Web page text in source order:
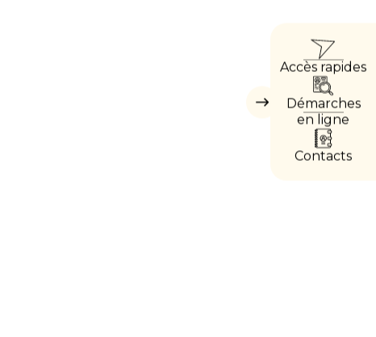
Masquer
Accès rapides
Démarches
en ligne
Contacts